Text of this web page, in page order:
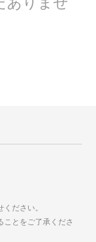
ださい。
ことをご了承くださ